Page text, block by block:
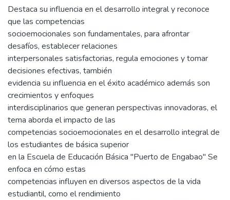
Destaca su influencia en el desarrollo integral y reconoce
que las competencias
socioemocionales son fundamentales, para afrontar
desafíos, establecer relaciones
interpersonales satisfactorias, regula emociones y tomar
decisiones efectivas, también
evidencia su influencia en el éxito académico además son
crecimientos y enfoques
interdisciplinarios que generan perspectivas innovadoras, el
tema aborda el impacto de las
competencias socioemocionales en el desarrollo integral de
los estudiantes de básica superior
en la Escuela de Educación Básica "Puerto de Engabao" Se
enfoca en cómo estas
competencias influyen en diversos aspectos de la vida
estudiantil, como el rendimiento